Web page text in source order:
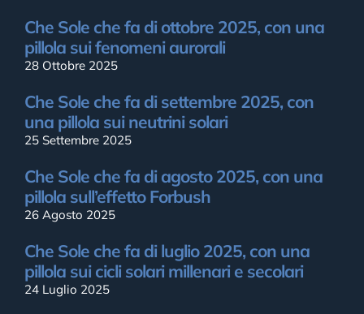
Che Sole che fa di ottobre 2025, con una
pillola sui fenomeni aurorali
28 Ottobre 2025
Che Sole che fa di settembre 2025, con
una pillola sui neutrini solari
25 Settembre 2025
Che Sole che fa di agosto 2025, con una
pillola sull’effetto Forbush
26 Agosto 2025
Che Sole che fa di luglio 2025, con una
pillola sui cicli solari millenari e secolari
24 Luglio 2025